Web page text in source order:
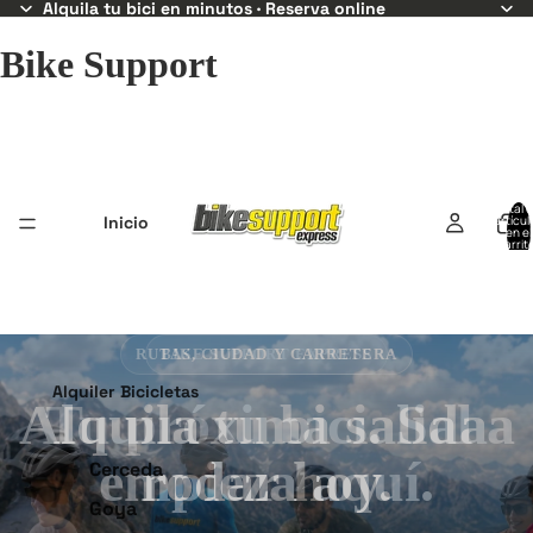
Alquila tu bici en minutos · Reserva online
Bike Support
Inicio
Alquiler Bicicletas
Cerceda
Goya
Total
en el
BIKE SUPPORT EXPRESS
Alquila tu bici. Sal a
rodar hoy.